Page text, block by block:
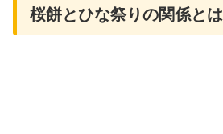
桜餅とひな祭りの関係とは